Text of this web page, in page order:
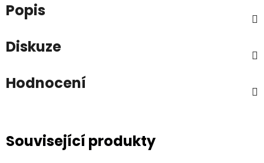
Popis
Diskuze
Hodnocení
Související produkty